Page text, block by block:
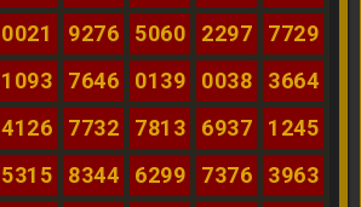
0021 9276 5060 2297
7729
1093 7646 0139 0038
3664
4126 7732 7813 6937
1245
5315 8344 6299 7376
3963